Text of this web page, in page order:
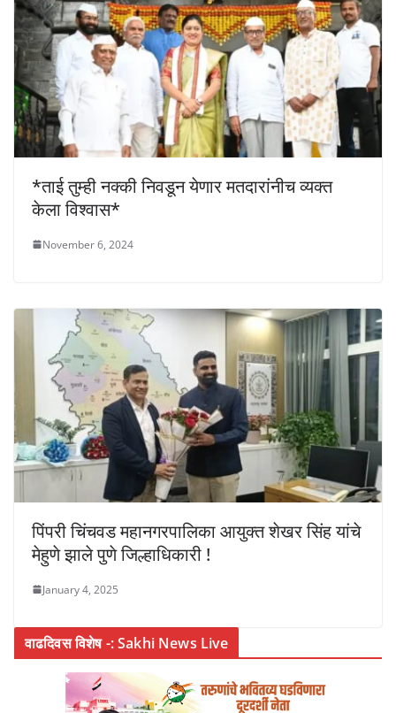
*ताई तुम्ही नक्की निवडून येणार मतदारांनीच व्यक्त
केला विश्वास*
November 6, 2024
पिंपरी चिंचवड महानगरपालिका आयुक्त शेखर सिंह यांचे
मेहुणे झाले पुणे जिल्हाधिकारी !
January 4, 2025
वाढदिवस विशेष -: Sakhi News Live